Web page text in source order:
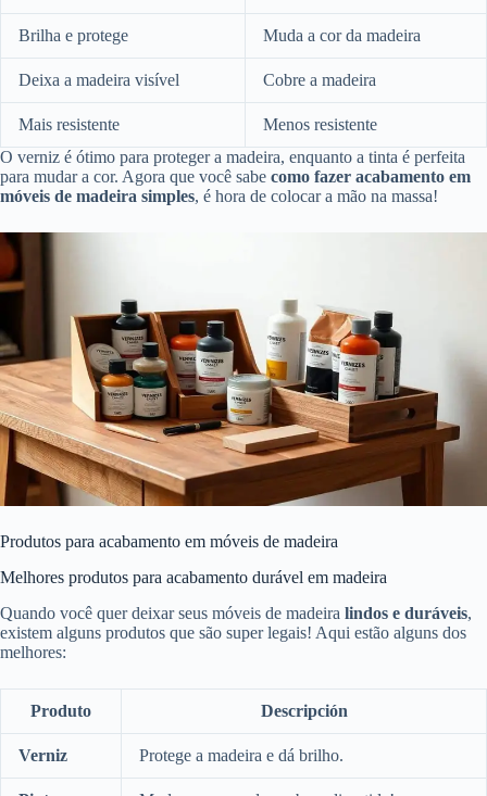
Brilha e protege Muda a cor da madeira
Deixa a madeira visível Cobre a madeira
Mais resistente
Menos resistente
O verniz é ótimo para proteger a madeira, enquanto a tinta é perfeita
para mudar a cor. Agora que você sabe como fazer acabamento em
móveis de madeira simples, é hora de colocar a mão na massa!
Produtos para acabamento em móveis de madeira
Melhores produtos para acabamento durável em madeira
Quando você quer deixar seus móveis de madeira lindos e duráveis,
existem alguns produtos que são super legais! Aqui estão alguns dos
melhores:
Produto Descripción
Verniz Protege a madeira e dá brilho.